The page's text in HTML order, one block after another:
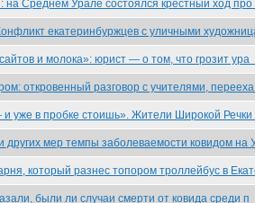
на Среднем Урале состоялся крестный ход
екатеринбуржцев с уличными
и молока»: юрист — о том, что грозит ура
откровенный разговор с учителями,
уже в пробке стоишь». Жители Широкой
других мер темпы заболеваемости ковидом
который разнес топором троллейбус в
были ли случаи смерти от ковида среди п